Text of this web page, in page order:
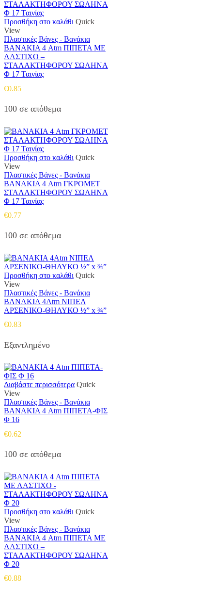
Προσθήκη στο καλάθι Quick
View
Πλαστικές Βάνες - Βανάκια
ΒΑΝΑΚΙΑ 4 Atm ΠΙΠΕΤΑ ΜΕ
ΛΑΣΤΙΧΟ –
ΣΤΑΛΑΚΤΗΦΟΡΟΥ ΣΩΛΗΝΑ
Φ 17 Ταινίας
€0.85
100 σε απόθεμα
Προσθήκη στο καλάθι Quick
View
Πλαστικές Βάνες - Βανάκια
ΒΑΝΑΚΙΑ 4 Atm ΓΚΡΟΜΕΤ
ΣΤΑΛΑΚΤΗΦΟΡΟΥ ΣΩΛΗΝΑ
Φ 17 Ταινίας
€0.77
100 σε απόθεμα
Προσθήκη στο καλάθι Quick
View
Πλαστικές Βάνες - Βανάκια
ΒΑΝΑΚΙΑ 4Atm ΝΙΠΕΛ
ΑΡΣΕΝΙΚΟ-ΘΗΛΥΚΟ ½” x ¾”
€0.83
Εξαντλημένο
Διαβάστε περισσότερα Quick
View
Πλαστικές Βάνες - Βανάκια
ΒΑΝΑΚΙΑ 4 Atm ΠΙΠΕΤΑ-ΦΙΣ
Φ 16
€0.62
100 σε απόθεμα
Προσθήκη στο καλάθι Quick
View
Πλαστικές Βάνες - Βανάκια
ΒΑΝΑΚΙΑ 4 Atm ΠΙΠΕΤΑ ΜΕ
ΛΑΣΤΙΧΟ –
ΣΤΑΛΑΚΤΗΦΟΡΟΥ ΣΩΛΗΝΑ
Φ 20
€0.88